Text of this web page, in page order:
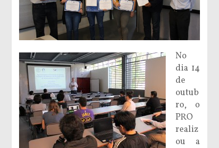
No
dia 14
de
outub
ro, o
PRO
realiz
ou a